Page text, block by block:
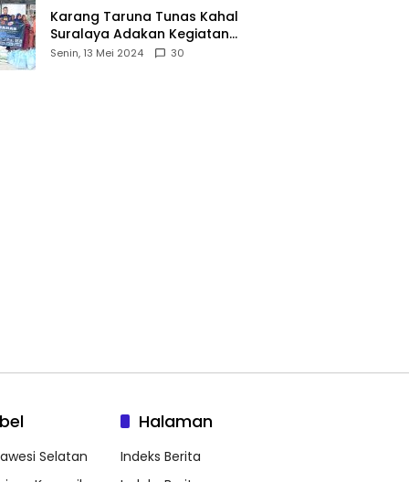
Karang Taruna Tunas Kahal
Suralaya Adakan Kegiatan
Bansos Terhadap Kaum
Senin, 13 Mei 2024 30
Selatan
Halaman
Indeks Berita